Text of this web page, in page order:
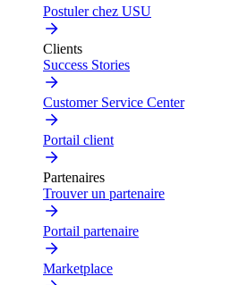
Postuler chez USU
Clients
Success Stories
Customer Service Center
Portail client
Partenaires
Trouver un partenaire
Portail partenaire
Marketplace